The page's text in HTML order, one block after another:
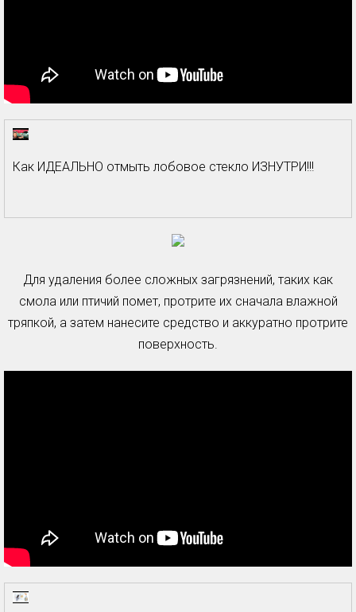
Как ИДЕАЛЬНО отмыть лобовое стекло ИЗНУТРИ!!!
Для удаления более сложных загрязнений, таких как
смола или птичий помет, протрите их сначала влажной
тряпкой, а затем нанесите средство и аккуратно протрите
поверхность.